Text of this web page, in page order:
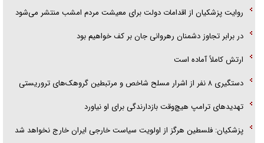
روایت پزشکیان از اقدامات دولت برای معیشت مردم امشب منتشر می‌شود
در برابر تجاوز دشمنان رهروانی جان بر کف خواهیم بود
ارتش کاملاً آماده است
دستگیری ۸ نفر از اشرار مسلح شاخص و مرتبطین گروهک‌های تروریستی
تهدید‌های ترامپ هیچ‌وقت بازدارندگی برای او نیاورد
پزشکیان: فلسطین هرگز از اولویت سیاست خارجی ایران خارج نخواهد شد